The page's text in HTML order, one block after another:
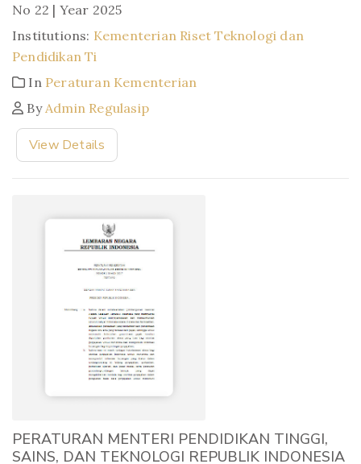
No 22 | Year 2025
Institutions: Kementerian Riset Teknologi dan
Pendidikan Ti
In Peraturan Kementerian
By Admin Regulasip
View Details
PERATURAN MENTERI PENDIDIKAN TINGGI,
SAINS, DAN TEKNOLOGI REPUBLIK INDONESIA